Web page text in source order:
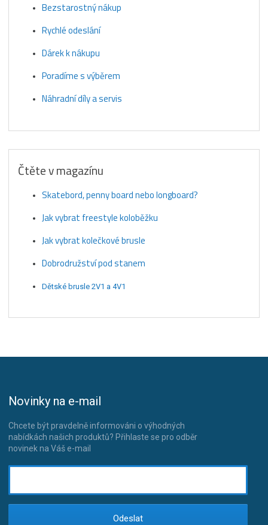
Bezstarostný nákup
Rychlé odeslání
Dárek k nákupu
Poradíme s výběrem
Náhradní díly a servis
Čtěte v magazínu
Skatebord, penny board nebo longboard?
Jak vybrat freestyle koloběžku
Jak vybrat kolečkové brusle
Dobrodružství pod stanem
Dětské brusle 2V1 a 4V1
Novinky na e-mail
Chcete být pravdelně informováni o výhodných
nabídkách našich produktů? Přihlaste se pro odběr
novinek na Váš e-mail
Odeslat